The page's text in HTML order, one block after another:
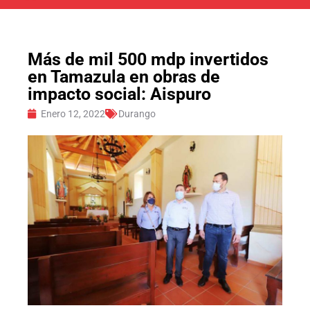
Más de mil 500 mdp invertidos
en Tamazula en obras de
impacto social: Aispuro
Enero 12, 2022 Durango